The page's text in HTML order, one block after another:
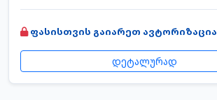
ფასისთვის გაიარეთ ავტორიზაცია
დეტალურად